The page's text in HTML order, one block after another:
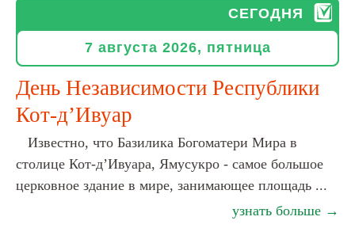
СЕГОДНЯ
7 августа 2026, пятница
День Независимости Республики
Кот-д’Ивуар
Известно, что Базилика Богоматери Мира в
столице Кот-д’Ивуара, Ямусукро - самое большое
церковное здание в мире, занимающее площадь ...
узнать больше →